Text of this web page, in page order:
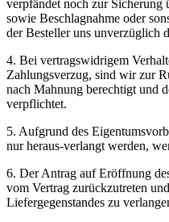
verpfändet noch zur Sicherung
sowie Beschlagnahme oder
der Besteller uns unverzüglich
4. Bei vertragswidrigem
Zahlungsverzug, sind wir zur
nach Mahnung berechtigt und
verpflichtet.
5. Aufgrund des
nur heraus-verlangt werden,
6. Der Antrag auf Eröffnung
vom Vertrag zurückzutreten
Liefergegenstandes zu